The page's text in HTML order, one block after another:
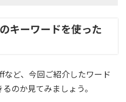
キーワードを使った
ど、今回ご紹介したワード
のか見てみましょう。